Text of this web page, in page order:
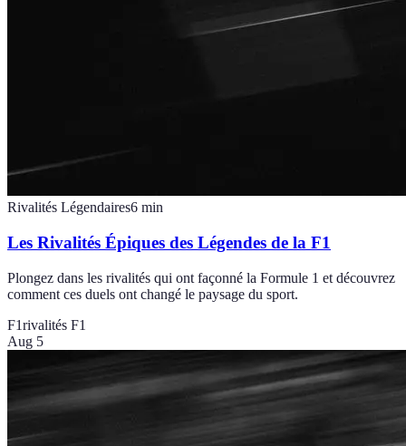
Rivalités Légendaires6 min
Les Rivalités Épiques des Légendes de la F1
Plongez dans les rivalités qui ont façonné la Formule 1 et découvrez
comment ces duels ont changé le paysage du sport.
F1rivalités F1
Aug 5